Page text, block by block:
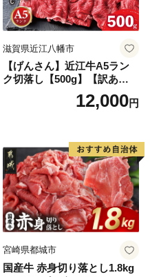
滋賀県近江八幡市
【げんさん】近江牛A5ラン
ク切落し【500g】【訳あり】
12,000円
宮崎県都城市
国産牛 赤身切り落とし1.8kg